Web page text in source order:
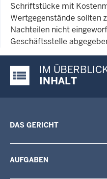
Schriftstücke mit
Wertgegenstände sollten
Nachteilen nicht
Geschäftsstelle
Justiz-Portal im
IM
INHALT
DAS GERICHT
AUFGABEN